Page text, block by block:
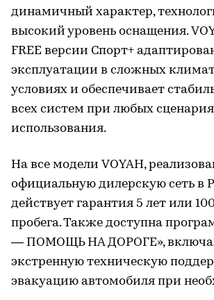
динамичный характер,
высокий уровень оснащения.
FREE версии Спорт+
эксплуатации в сложных
условиях и обеспечивает
всех систем при любых
использования.
На все модели VOYAH,
официальную дилерскую сеть в
действует гарантия 5 лет или
пробега. Также доступна
— ПОМОЩЬ НА ДОРОГЕ»,
экстренную техническую
эвакуацию автомобиля при